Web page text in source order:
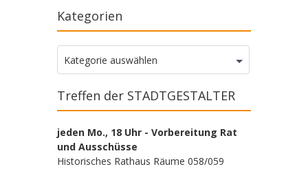
Kategorien
Kategorien
Kategorie auswählen
Treffen der STADTGESTALTER
jeden Mo., 18 Uhr - Vorbereitung Rat
und Ausschüsse
Historisches Rathaus Räume 058/059